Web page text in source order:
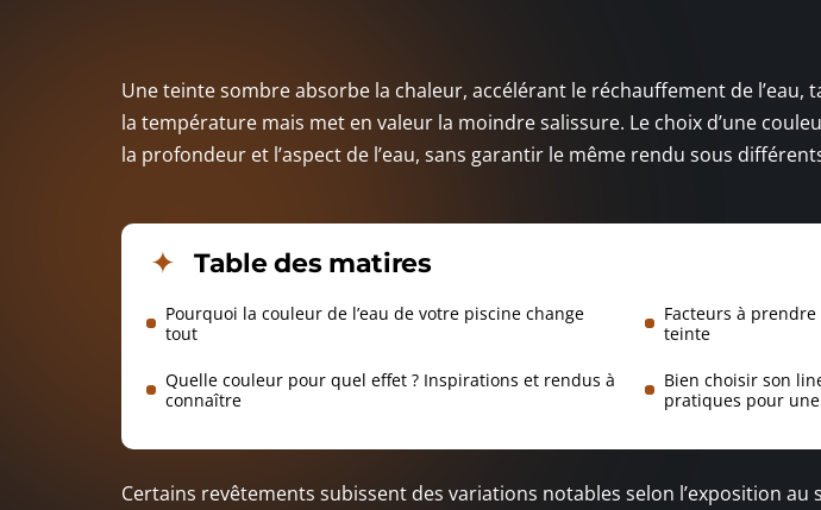
Une teinte sombre absorbe la chaleur, accélérant le réchauffement de l’eau,
la température mais met en valeur la moindre salissure. Le choix d’une
la profondeur et l’aspect de l’eau, sans garantir le même rendu sous
Table des matires
Pourquoi la couleur de l’eau de votre piscine change
tout
Facteurs à
teinte
Quelle couleur pour quel effet ? Inspirations et rendus à
connaître
Bien choisir son
pratiques pour
Certains revêtements subissent des variations notables selon l’exposition au